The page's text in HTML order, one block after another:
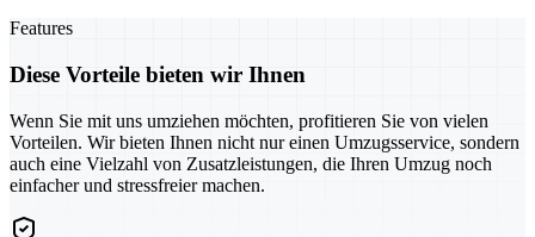
Features
Diese Vorteile bieten wir Ihnen
Wenn Sie mit uns umziehen möchten, profitieren Sie von vielen
Vorteilen. Wir bieten Ihnen nicht nur einen Umzugsservice, sondern
auch eine Vielzahl von Zusatzleistungen, die Ihren Umzug noch
einfacher und stressfreier machen.